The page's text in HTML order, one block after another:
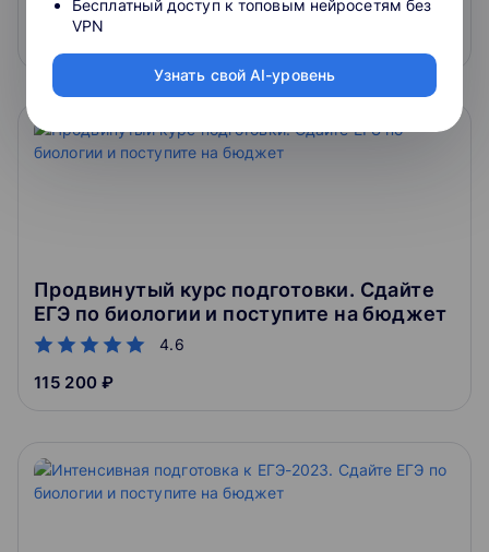
4.6
Продвинутый курс подготовки. Сдайте
ЕГЭ по биологии и поступите на бюджет
4.6
115 200 ₽
Бесплатный доступ к топовым нейросетям без
VPN
Узнать свой AI-уровень